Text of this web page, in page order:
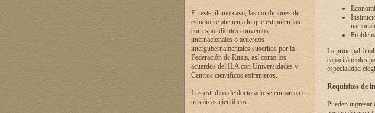
En este último caso, las condiciones de
estudio se atienen a lo que estipulen los
correspondientes convenios
internacionales o acuerdos
intergubernamentales suscritos por la
Federación de Rusia, así como los
acuerdos del ILA con Universidades y
Centros científicos extranjeros.
Los estudios de doctorado se enmarcan en
tres áreas científicas:
La principal
capacitándoles
especialidad
Requisitos de
Pueden